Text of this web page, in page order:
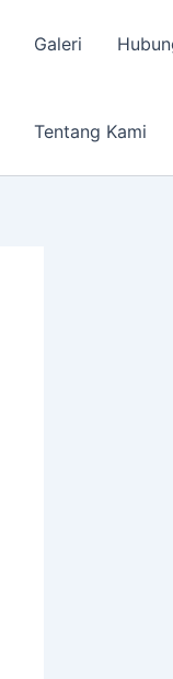
Galeri
Tentang Kami